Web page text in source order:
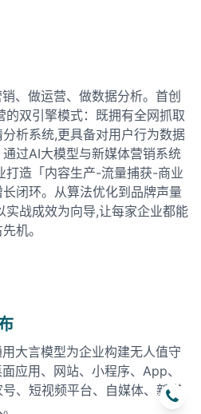
、做运营、做数据分析。首创
双引擎模式：既拥有全网抓取
析系统,更具备对用户行为数据
过AI大模型与新媒体营销系统
打造「内容生产-流量捕获-商业
闭环‌。从算法优化到品牌声量
实战成效为向导,让每家企业都能
机‌。
大言模型为企业构建无人值守
应用、网站、小程序、App、
、短视频平台、自媒体、新媒